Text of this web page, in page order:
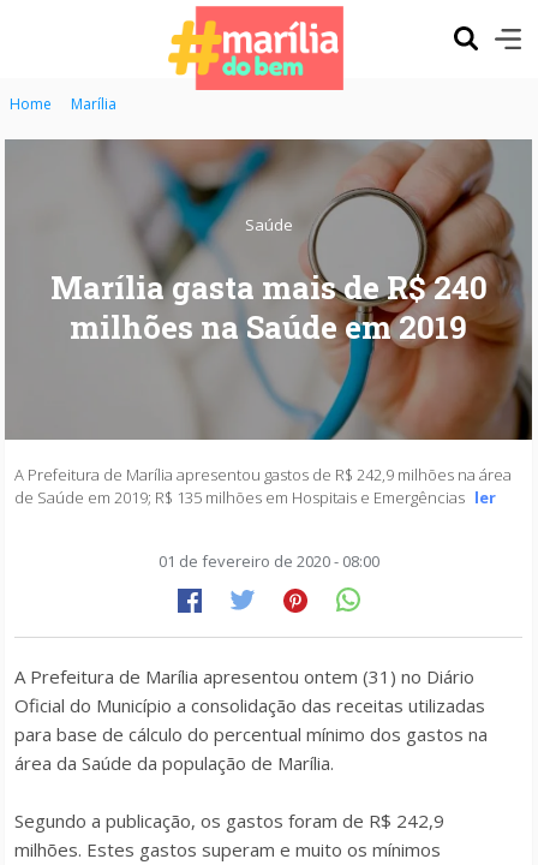
Home Marília
Saúde
Marília gasta mais de R$ 240
milhões na Saúde em 2019
A Prefeitura de Marília apresentou gastos de R$ 242,9 milhões na área
de Saúde em 2019; R$ 135 milhões em Hospitais e Emergências ler
01 de fevereiro de 2020 - 08:00
A Prefeitura de Marília apresentou ontem (31) no Diário
Oficial do Município a consolidação das receitas utilizadas
para base de cálculo do percentual mínimo dos gastos na
área da Saúde da população de Marília.
Segundo a publicação, os gastos foram de R$ 242,9
milhões. Estes gastos superam e muito os mínimos